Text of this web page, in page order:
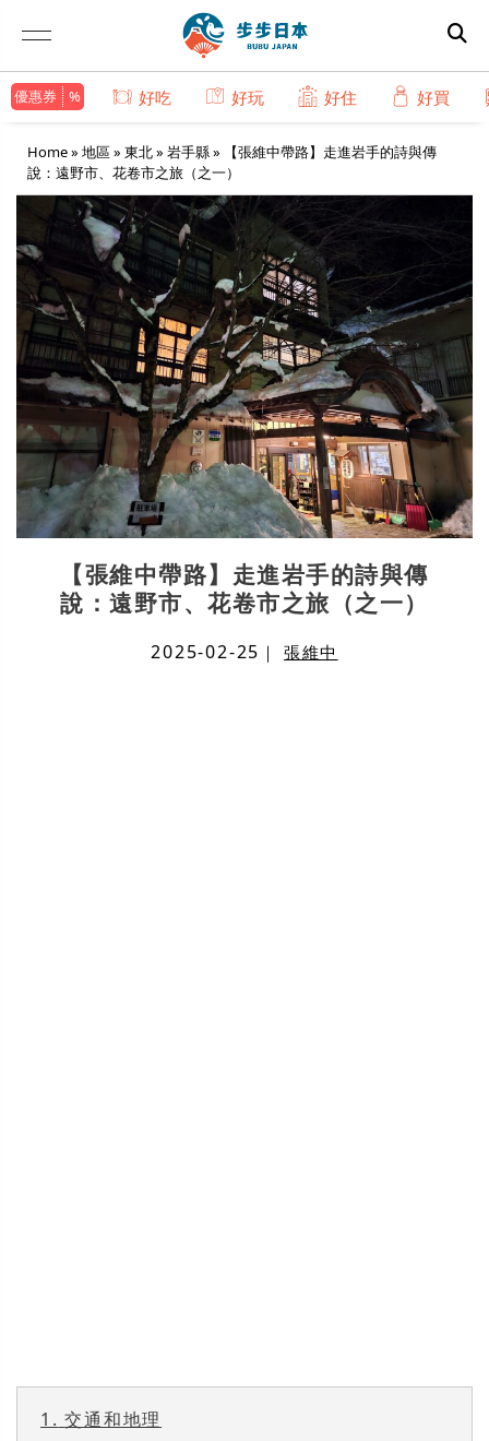
優惠券 好吃 好玩 好住 好買
Home» 地區» 東北» 岩手縣» 【張維中帶路】走進岩手的詩與傳
說：遠野市、花卷市之旅（之一）
【張維中帶路】走進岩手的詩與傳
說：遠野市、花卷市之旅（之一）
2025-02-25 ｜張維中
1. 交通和地理